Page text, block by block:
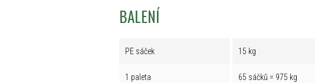
BALENÍ
PE sáček 15 kg
1 paleta 65 sáčků = 975 kg